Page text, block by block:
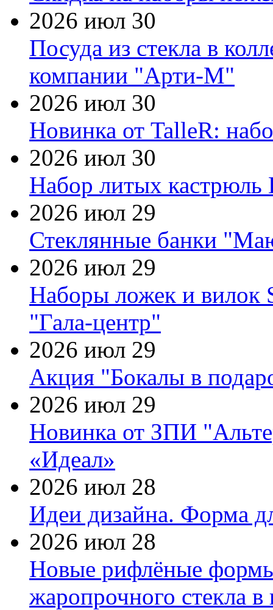
2026 июл 30
Посуда из стекла в
компании "Арти-М"
2026 июл 30
Новинка от TalleR:
2026 июл 30
Набор литых кастрюль
2026 июл 29
Стеклянные банки
2026 июл 29
Наборы ложек и вилок
"Гала-центр"
2026 июл 29
Акция "Бокалы в
2026 июл 29
Новинка от ЗПИ
«Идеал»
2026 июл 28
Идеи дизайна. Форма
2026 июл 28
Новые рифлёные формы
жаропрочного стекла